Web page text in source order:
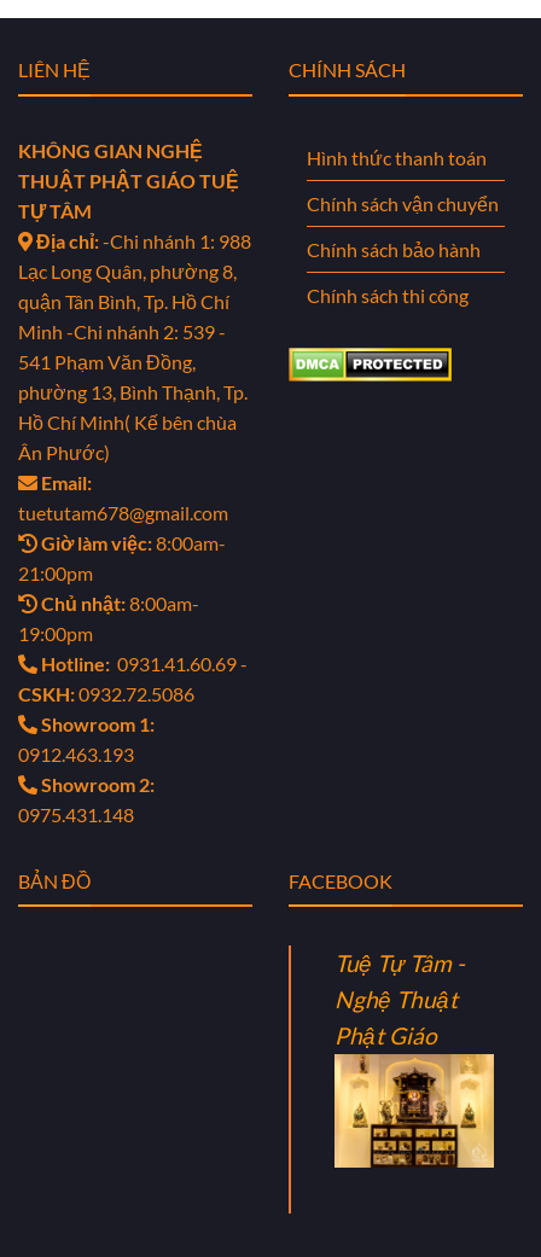
LIÊN HỆ
KHÔNG GIAN NGHỆ
THUẬT PHẬT GIÁO TUỆ
TỰ TÂM
Địa chỉ:-Chi nhánh 1: 988
Lạc Long Quân, phường 8,
quận Tân Bình, Tp. Hồ Chí
Minh -Chi nhánh 2: 539 -
541 Phạm Văn Đồng,
phường 13, Bình Thạnh, Tp.
Hồ Chí Minh( Kế bên chùa
Ân Phước)
Email:
tuetutam678@gmail.com
Giờ làm việc:8:00am-
21:00pm
Chủ nhật:8:00am-
19:00pm
Hotline: 0931.41.60.69 -
CSKH:0932.72.5086
Showroom 1:
0912.463.193
Showroom 2:
0975.431.148
CHÍNH SÁCH
Hình thức thanh toán
Chính sách vận chuyển
Chính sách bảo hành
Chính sách thi công
BẢN ĐỒ FACEBOOK
Tuệ Tự Tâm -
Nghệ Thuật
Phật Giáo